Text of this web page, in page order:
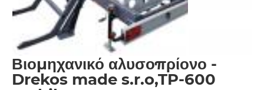
Βιομηχανικό αλυσοπρίονο -
Drekos made s.r.o,TP-600